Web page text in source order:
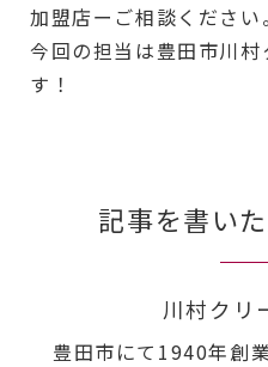
加盟店ーご相談ください。
今回の担当は豊田市川
す！
記事を書い
川村クリ
豊田市にて1940年創